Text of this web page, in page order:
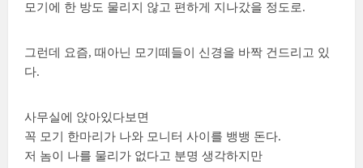
모기에 한 방도 물리지 않고 편하게 지나갔을 정도로.
그런데 요즘, 때아닌 모기떼들이 신경을 바짝 건드리고 있
다.
사무실에 앉아있다보면
꼭 모기 한마리가 나와 모니터 사이를 뱅뱅 돈다.
저 놈이 나를 물리가 없다고 분명 생각하지만